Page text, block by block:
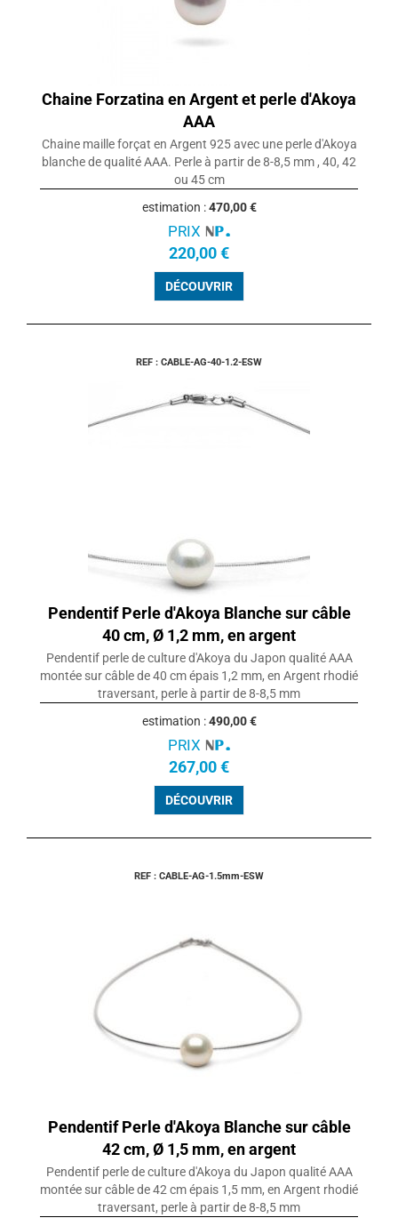
Chaine Forzatina en Argent et perle d'Akoya
AAA
Chaine maille forçat en Argent 925 avec une perle d'Akoya
blanche de qualité AAA. Perle à partir de 8-8,5 mm , 40, 42
ou 45 cm
estimation :470,00 €
PRIX
220,00 €
DÉCOUVRIR
REF : CABLE-AG-40-1.2-ESW
Pendentif Perle d'Akoya Blanche sur câble
40 cm, Ø 1,2 mm, en argent
Pendentif perle de culture d'Akoya du Japon qualité AAA
montée sur câble de 40 cm épais 1,2 mm, en Argent rhodié
traversant, perle à partir de 8-8,5 mm
estimation :490,00 €
PRIX
267,00 €
DÉCOUVRIR
REF : CABLE-AG-1.5mm-ESW
Pendentif Perle d'Akoya Blanche sur câble
42 cm, Ø 1,5 mm, en argent
Pendentif perle de culture d'Akoya du Japon qualité AAA
montée sur câble de 42 cm épais 1,5 mm, en Argent rhodié
traversant, perle à partir de 8-8,5 mm